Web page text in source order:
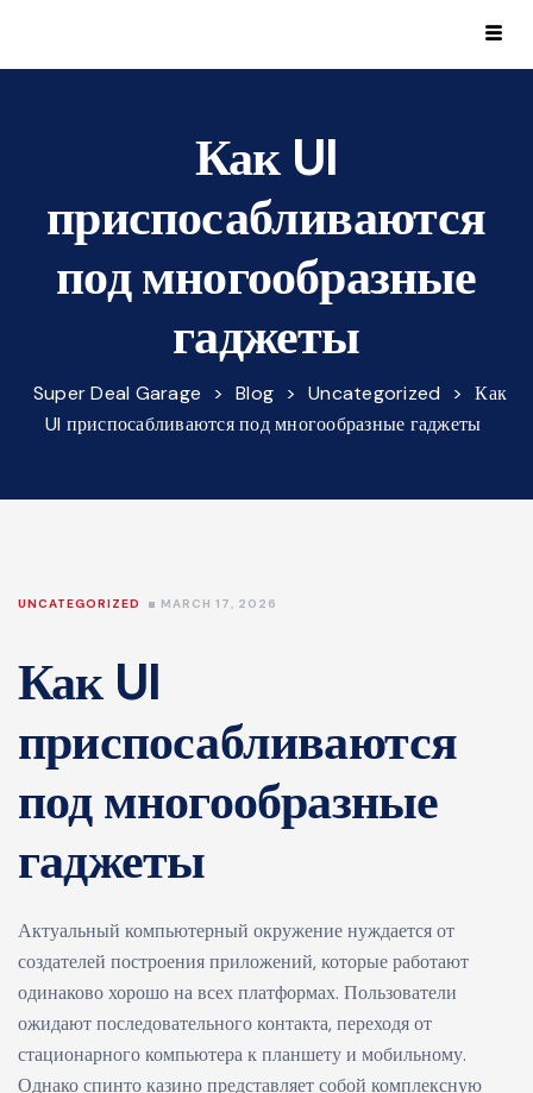
Как UI
приспосабливаются
под многообразные
гаджеты
Super Deal Garage > Blog > Uncategorized > Как
UI приспосабливаются под многообразные гаджеты
UNCATEGORIZED MARCH 17, 2026
Как UI
приспосабливаются
под многообразные
гаджеты
Актуальный компьютерный окружение нуждается от
создателей построения приложений, которые работают
одинаково хорошо на всех платформах. Пользователи
ожидают последовательного контакта, переходя от
стационарного компьютера к планшету и мобильному.
Однакоспинто казинопредставляет собой комплексную